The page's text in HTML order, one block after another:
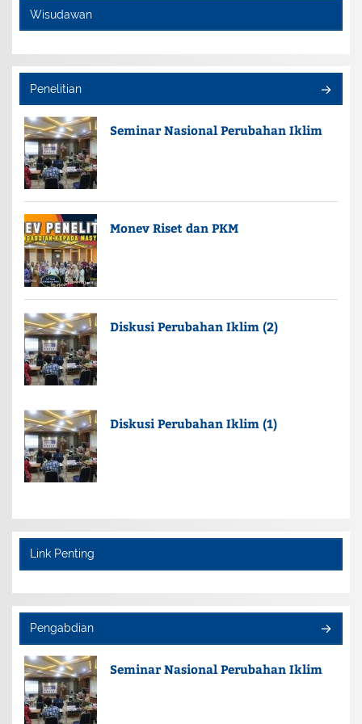
Wisudawan
Penelitian
Seminar Nasional Perubahan Iklim
Monev Riset dan PKM
Diskusi Perubahan Iklim (2)
Diskusi Perubahan Iklim (1)
Link Penting
Pengabdian
Seminar Nasional Perubahan Iklim